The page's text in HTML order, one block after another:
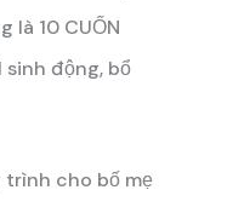
là 10 CUỐN
sinh động, bổ
cho bố mẹ